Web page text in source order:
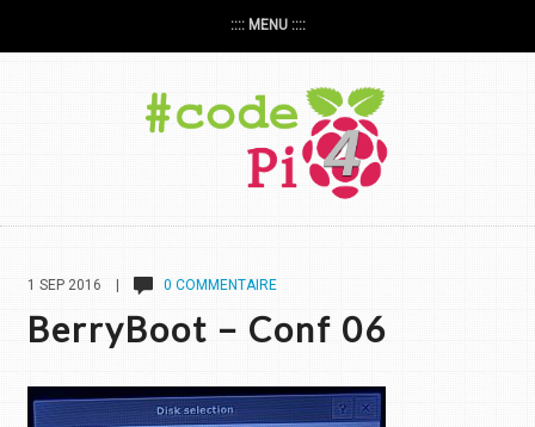
:::: MENU ::::
1 SEP 2016 | 0 COMMENTAIRE
BerryBoot – Conf 06